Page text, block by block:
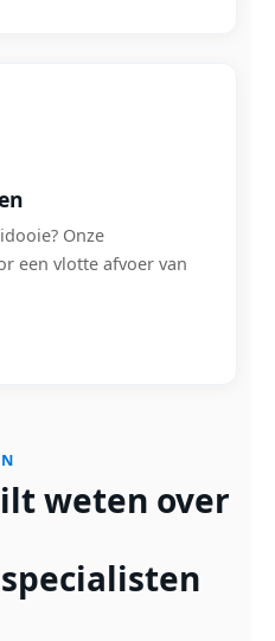
Onze
een vlotte afvoer van
weten over